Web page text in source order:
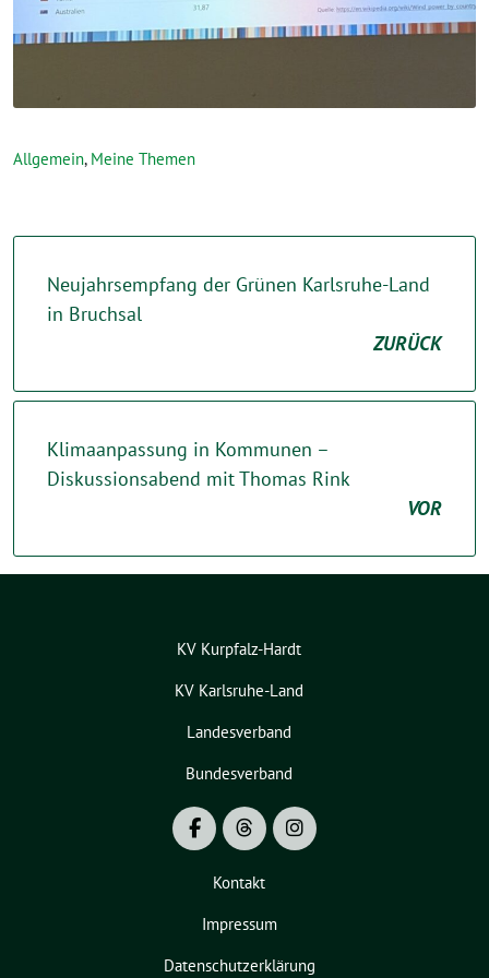
Allgemein, Meine Themen
Neujahrsempfang der Grünen Karlsruhe-Land
in Bruchsal
ZURÜCK
Klimaanpassung in Kommunen –
Diskussionsabend mit Thomas Rink
VOR
KV Kurpfalz-Hardt
KV Karlsruhe-Land
Landesverband
Bundesverband
Kontakt
Impressum
Datenschutzerklärung